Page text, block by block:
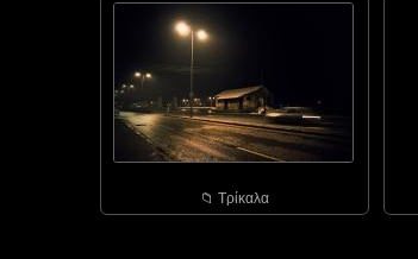
📁︎ Τρίκαλα